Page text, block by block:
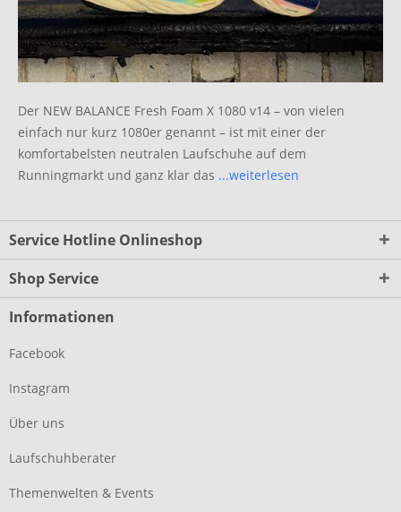
Der NEW BALANCE Fresh Foam X 1080 v14 – von vielen
einfach nur kurz 1080er genannt – ist mit einer der
komfortabelsten neutralen Laufschuhe auf dem
Runningmarkt und ganz klar das ...weiterlesen
Service Hotline Onlineshop
Shop Service
Informationen
Facebook
Instagram
Über uns
Laufschuhberater
Themenwelten & Events